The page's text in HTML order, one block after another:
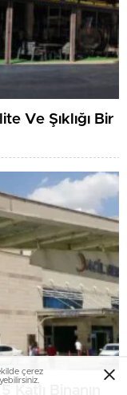
Ve Şıklığı Bir
çerez